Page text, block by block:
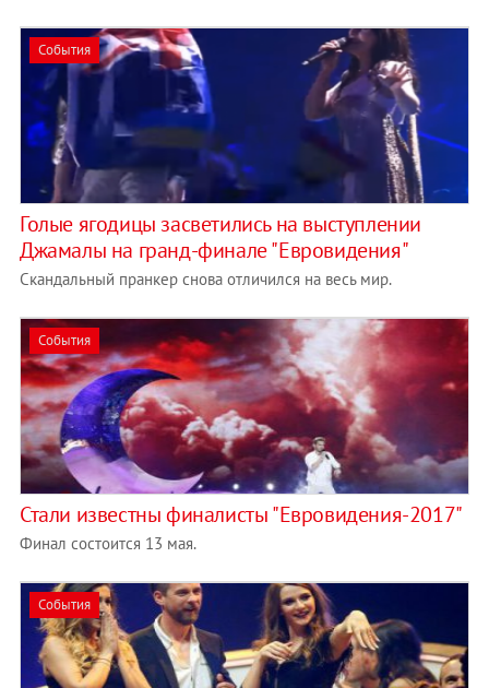
События
Голые ягодицы засветились на выступлении
Джамалы на гранд-финале "Евровидения"
Скандальный пранкер снова отличился на весь мир.
События
Стали известны финалисты "Евровидения-2017"
Финал состоится 13 мая.
События